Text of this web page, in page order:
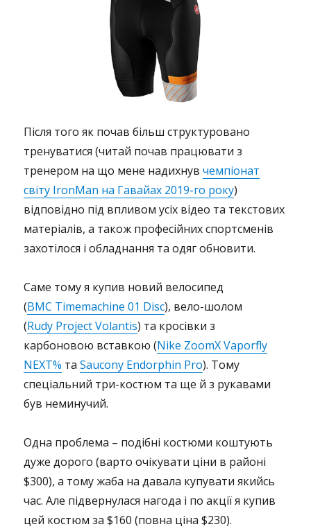
Після того як почав більш структуровано
тренуватися (читай почав працювати з
тренером на що мене надихнувчемпіонат
світу IronMan на Гавайах 2019-го року)
відповідно під впливом усіх відео та текстових
матеріалів, а також професійних спортсменів
захотілося і обладнання та одяг обновити.
Саме тому я купив новий велосипед
(BMC Timemachine 01 Disc), вело-шолом
(Rudy Project Volantis) та кросівки з
карбоновою вставкою (Nike ZoomX Vaporfly
NEXT% таSaucony Endorphin Pro). Тому
спеціальний три-костюм та ще й з рукавами
був неминучий.
Одна проблема – подібні костюми коштують
дуже дорого (варто очікувати ціни в районі
$300), а тому жаба на давала купувати якийсь
час. Але підвернулася нагода і по акції я купив
цей костюм за $160 (повна ціна $230).